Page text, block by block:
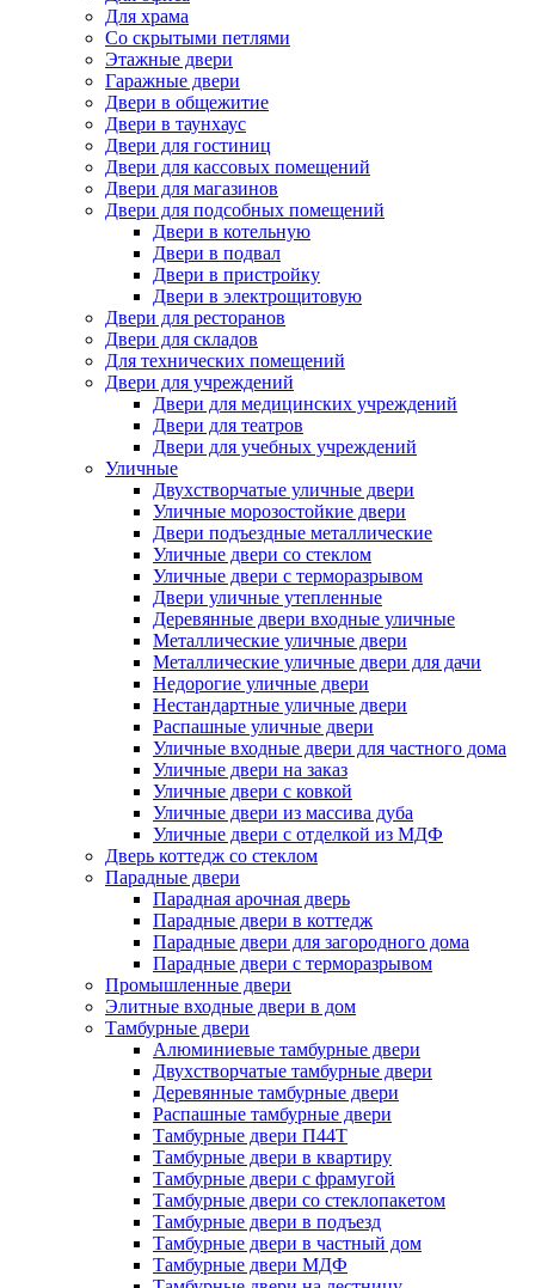
Для храма
Со скрытыми петлями
Этажные двери
Гаражные двери
Двери в общежитие
Двери в таунхаус
Двери для гостиниц
Двери для кассовых помещений
Двери для магазинов
Двери для подсобных помещений
Двери в котельную
Двери в подвал
Двери в пристройку
Двери в электрощитовую
Двери для ресторанов
Двери для складов
Для технических помещений
Двери для учреждений
Двери для медицинских учреждений
Двери для театров
Двери для учебных учреждений
Уличные
Двухстворчатые уличные двери
Уличные морозостойкие двери
Двери подъездные металлические
Уличные двери со стеклом
Уличные двери с терморазрывом
Двери уличные утепленные
Деревянные двери входные уличные
Металлические уличные двери
Металлические уличные двери для дачи
Недорогие уличные двери
Нестандартные уличные двери
Распашные уличные двери
Уличные входные двери для частного дома
Уличные двери на заказ
Уличные двери с ковкой
Уличные двери из массива дуба
Уличные двери с отделкой из МДФ
Дверь коттедж со стеклом
Парадные двери
Парадная арочная дверь
Парадные двери в коттедж
Парадные двери для загородного дома
Парадные двери с терморазрывом
Промышленные двери
Элитные входные двери в дом
Тамбурные двери
Алюминиевые тамбурные двери
Двухстворчатые тамбурные двери
Деревянные тамбурные двери
Распашные тамбурные двери
Тамбурные двери П44Т
Тамбурные двери в квартиру
Тамбурные двери с фрамугой
Тамбурные двери со стеклопакетом
Тамбурные двери в подъезд
Тамбурные двери в частный дом
Тамбурные двери МДФ